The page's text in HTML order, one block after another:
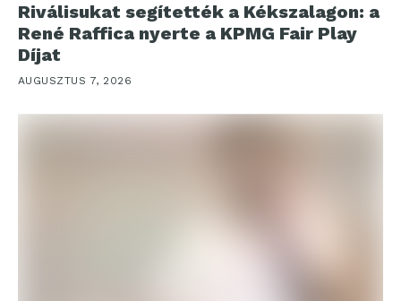
Riválisukat segítették a Kékszalagon: a
René Raffica nyerte a KPMG Fair Play
Díjat
AUGUSZTUS 7, 2026